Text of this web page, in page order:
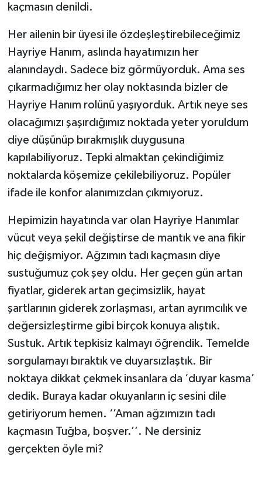
kaçmasın denildi.
Her ailenin bir üyesi ile özdeşleştirebileceğimiz
Hayriye Hanım, aslında hayatımızın her
alanındaydı. Sadece biz görmüyorduk. Ama ses
çıkarmadığımız her olay noktasında bizler de
Hayriye Hanım rolünü yaşıyorduk. Artık neye ses
olacağımızı şaşırdığımız noktada yeter yoruldum
diye düşünüp bırakmışlık duygusuna
kapılabiliyoruz. Tepki almaktan çekindiğimiz
noktalarda köşemize çekilebiliyoruz. Popüler
ifade ile konfor alanımızdan çıkmıyoruz.
Hepimizin hayatında var olan Hayriye Hanımlar
vücut veya şekil değiştirse de mantık ve ana fikir
hiç değişmiyor. Ağzımın tadı kaçmasın diye
sustuğumuz çok şey oldu. Her geçen gün artan
fiyatlar, giderek artan geçimsizlik, hayat
şartlarının giderek zorlaşması, artan ayrımcılık ve
değersizleştirme gibi birçok konuya alıştık.
Sustuk. Artık tepkisiz kalmayı öğrendik. Temelde
sorgulamayı bıraktık ve duyarsızlaştık. Bir
noktaya dikkat çekmek insanlara da ‘duyar kasma’
dedik. Buraya kadar okuyanların iç sesini dile
getiriyorum hemen. ‘’Aman ağzımızın tadı
kaçmasın Tuğba, boşver.’’. Ne dersiniz
gerçekten öyle mi?